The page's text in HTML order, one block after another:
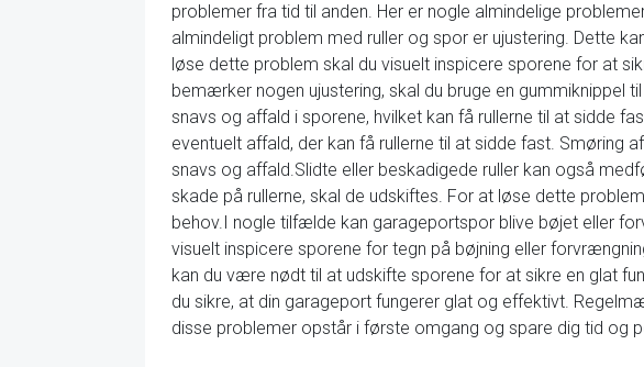
problemer fra tid til anden. Her er nogle almindelige
almindeligt problem med ruller og spor er ujustering. Dette
løse dette problem skal du visuelt inspicere sporene for at
bemærker nogen ujustering, skal du bruge en gummiknippel
snavs og affald i sporene, hvilket kan få rullerne til at sidde
eventuelt affald, der kan få rullerne til at sidde fast.
snavs og affald.Slidte eller beskadigede ruller kan også
skade på rullerne, skal de udskiftes. For at løse dette
behov.I nogle tilfælde kan garageportspor blive bøjet eller
visuelt inspicere sporene for tegn på bøjning eller
kan du være nødt til at udskifte sporene for at sikre en glat
du sikre, at din garageport fungerer glat og effektivt.
disse problemer opstår i første omgang og spare dig tid og